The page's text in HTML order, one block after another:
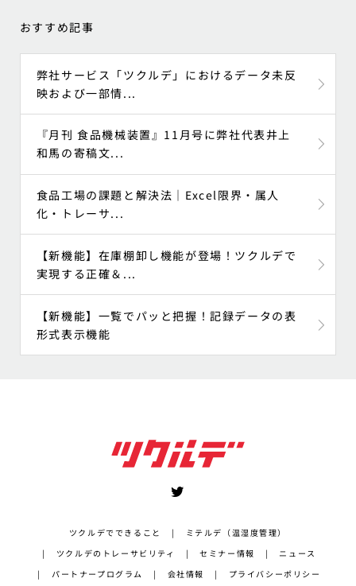
おすすめ記事
弊社サービス「ツクルデ」におけるデータ未反
映および一部情...
『月刊 食品機械装置』11月号に弊社代表井上
和馬の寄稿文...
食品工場の課題と解決法｜Excel限界・属人
化・トレーサ...
【新機能】在庫棚卸し機能が登場！ツクルデで
実現する正確＆...
【新機能】一覧でパッと把握！記録データの表
形式表示機能
ツクルデでできること
ミテルデ（温湿度管理）
ツクルデのトレーサビリティ
セミナー情報
ニュース
パートナープログラム
会社情報 プライバシーポリシー